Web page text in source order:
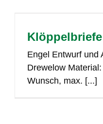
Engel Entwurf und
Drewelow
Wunsch, max. [...]